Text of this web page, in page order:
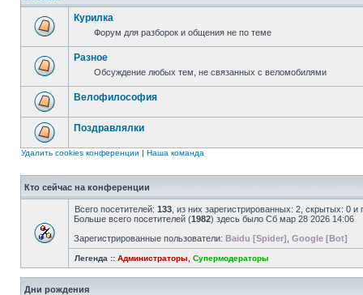
Курилка
Форум для разборок и общения не по теме
Разное
Обсуждение любых тем, не связанных с веломобилями
Велофилософия
Поздравлялки
Удалить cookies конференции | Наша команда
Кто сейчас на конференции
Всего посетителей: 133 , из них зарегистрированных: 2, скрытых: 0
Больше всего посетителей (1982) здесь было Сб мар 28 2026 14:06
Зарегистрированные пользователи: Baidu [Spider] Google [Bot]
Легенда :: Администраторы Супермодераторы
Дни рождения